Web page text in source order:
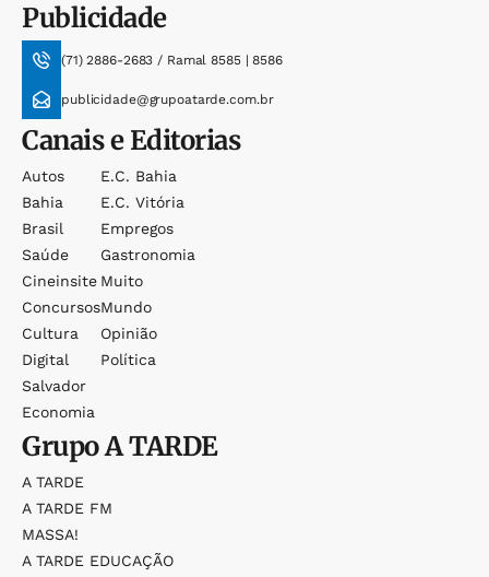
Publicidade
(71) 2886-2683 / Ramal 8585 | 8586
publicidade@grupoatarde.com.br
Canais e Editorias
Autos
Bahia
Brasil
Saúde
Cineinsite
Concursos
Cultura
Digital
Salvador
Economia
E.c. Bahia
E.c. Vitória
Empregos
Gastronomia
Muito
Mundo
Opinião
Política
GrupoA TARDE
A TARDE
A TARDE FM
MASSA!
A TARDE EDUCAÇÃO